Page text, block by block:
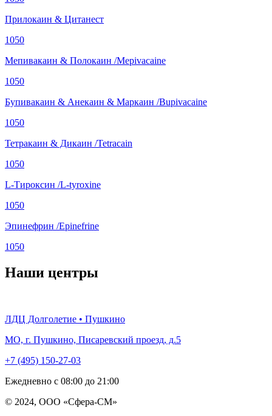
Прилокаин & Цитанест
1050
Мепивакаин & Полокаин /Mepivacaine
1050
Бупивакаин & Анекаин & Маркаин /Bupivacaine
1050
Тетракаин & Дикаин /Tetracain
1050
L-Тироксин /L-tyroxine
1050
Эпинефрин /Epinefrine
1050
Наши центры
ЛДЦ Долголетие • Пушкино
МО, г. Пушкино, Писаревский проезд, д.5
+7 (495) 150-27-03
Ежедневно с 08:00 до 21:00
© 2024, ООО «Сфера-СМ»